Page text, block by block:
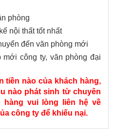
phòng
nội thất tốt nhất
đến văn phòng mới
công ty, văn phòng đại
tiền nào của khách hàng,
nào phát sinh từ chuyên
hàng vui lòng liên hệ về
công ty để khiếu nại.